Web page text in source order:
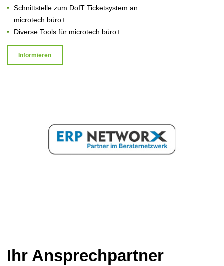
Schnittstelle zum DoIT Ticketsystem an
microtech büro+
Diverse Tools für microtech büro+
Informieren
Ihr Ansprechpartner